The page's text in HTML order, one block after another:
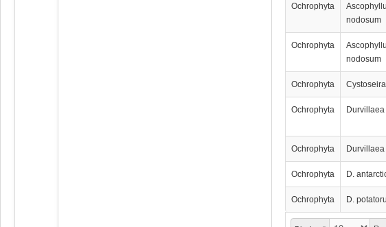
Ochrophyta
nodosum
Ochrophyta
nodosum
Ochrophyta Cystoseira
Ochrophyta Durvillaea
Ochrophyta Durvillaea
Ochrophyta D.
Ochrophyta D.